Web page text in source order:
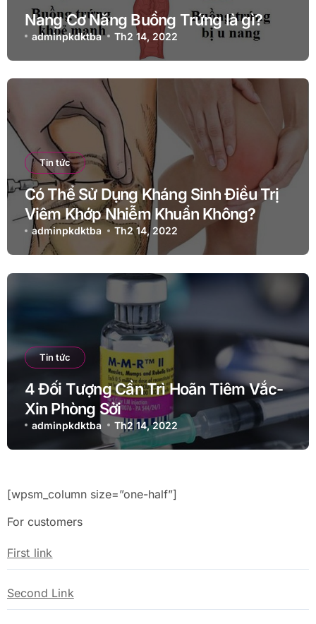
Nang Cơ Năng Buồng Trứng là gì?
adminpkdktba Th2 14, 2022
Tin tức
Có Thể Sử Dụng Kháng Sinh Điều Trị
Viêm Khớp Nhiễm Khuẩn Không?
adminpkdktba Th2 14, 2022
Tin tức
4 Đối Tượng Cần Trì Hoãn Tiêm Vắc-
Xin Phòng Sởi
adminpkdktba Th2 14, 2022
[wpsm_column size=”one-half”]
For customers
First link
Second Link